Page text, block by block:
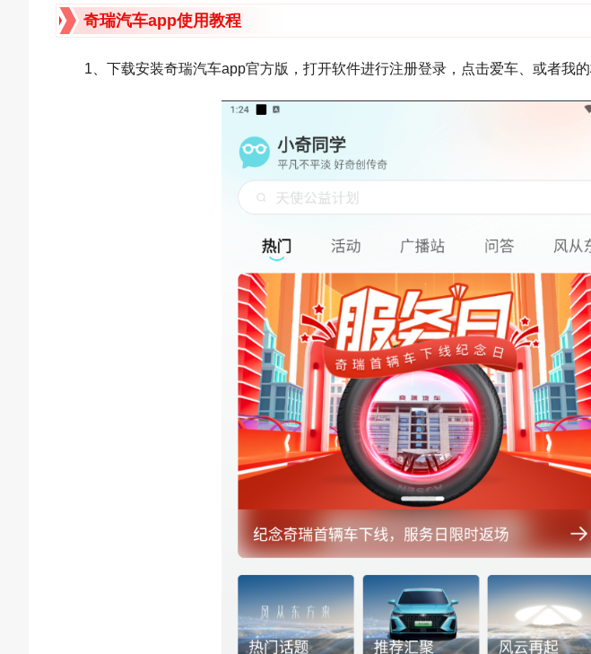
奇瑞汽车app使用教程
1、下载安装奇瑞汽车app官方版，打开软件进行注册登录，点击爱车、或者我的